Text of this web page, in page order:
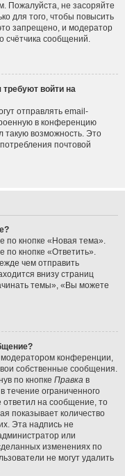
Пожалуйста, не засоряйте
для того, чтобы повысить
запрещено, и модератор
счётчика сообщений.
войти на
отправлять email-
в конференцию
такую возможность. Это
почтовой
по кнопке «Новая тема».
кнопке «Ответить».
чем отправить
внизу страниц
темы», «Вы можете
конференции,
собственные сообщения.
по кнопке Правка в
течение ограниченного
ответил на сообщение, то
показывает количество
Эта надпись не
или
изменениях по
не могут удалить